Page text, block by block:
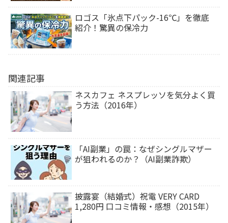
ロゴス「氷点下パック-16℃」を徹底
紹介！驚異の保冷力
関連記事
ネスカフェ ネスプレッソを気分よく買
う方法（2016年）
「AI副業」の罠：なぜシングルマザー
が狙われるのか？（AI副業詐欺）
披露宴（結婚式）祝電 VERY CARD
1,280円 口コミ情報・感想（2015年）